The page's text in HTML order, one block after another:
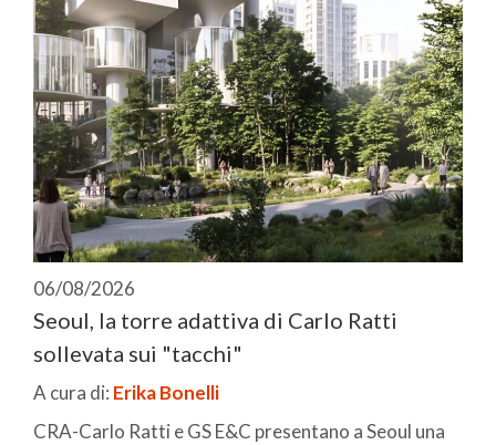
06/08/2026
Seoul, la torre adattiva di Carlo Ratti
sollevata sui "tacchi"
A cura di: Erika Bonelli
CRA-Carlo Ratti e GS E&C presentano a Seoul una